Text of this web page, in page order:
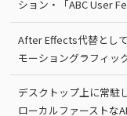
ション・「ABC User
After Effects代替とし
モーショングラフィッ
デスクトップ上に常駐
ローカルファーストな